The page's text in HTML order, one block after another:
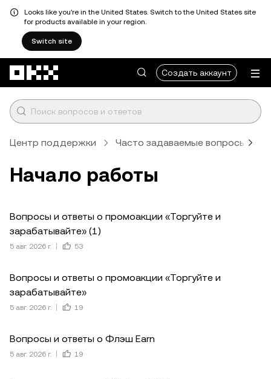
Looks like you're in the United States. Switch to the United States site
for products available in your region.
Switch site
Создать аккаунт
Центр поддержки Часто задаваемые вопросы
Начало работы
Вопросы и ответы о промоакции «Торгуйте и
зарабатывайте» (1)
5 авг. 2026 г. 53
Вопросы и ответы о промоакции «Торгуйте и
зарабатывайте»
5 авг. 2026 г. 19
Вопросы и ответы о Флэш Earn
5 авг. 2026 г. 19